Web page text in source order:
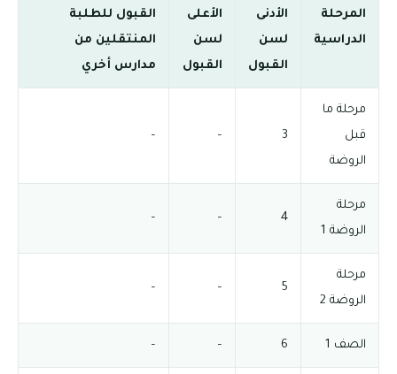
المرحلة
الدراسية
الأدنى
لسن
القبول
الأعلى
لسن
القبول
القبول للطلبة
المنتقلين من
مدارس أخري
مرحلة ما
قبل
الروضة
3
–
–
مرحلة
الروضة 1
4
–
–
مرحلة
الروضة 2
5
–
–
الصف 1 6
–
–